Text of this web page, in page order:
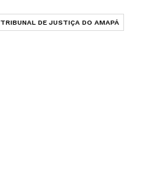
TRIBUNAL DE JUSTIÇA DO AMAPÁ